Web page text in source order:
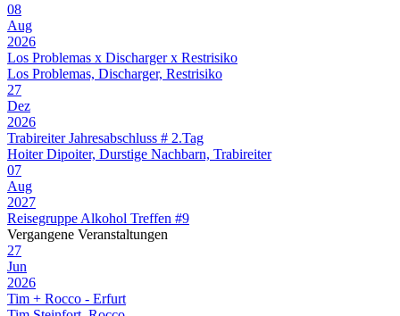
08
Aug
2026
Los Problemas x Discharger x Restrisiko
Los Problemas, Discharger, Restrisiko
27
Dez
2026
Trabireiter Jahresabschluss # 2.Tag
Hoiter Dipoiter, Durstige Nachbarn, Trabireiter
07
Aug
2027
Reisegruppe Alkohol Treffen #9
Vergangene Veranstaltungen
27
Jun
2026
Tim + Rocco - Erfurt